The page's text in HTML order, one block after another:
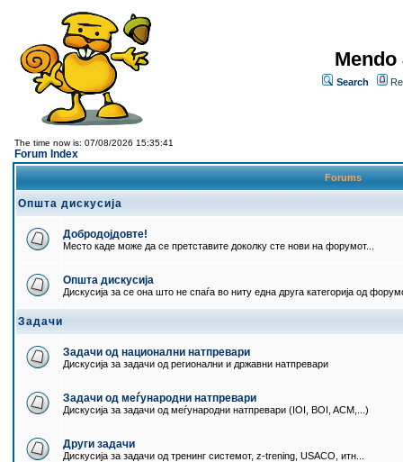
Search
The time now is: 07/08/2026 15:35:41
Forum Index
Forums
Општа дискусија
Добродојдовте!
Место каде може да се претставите доколку сте нови на форумот...
Општа дискусија
Дискусија за се она што не спаѓа во ниту една друга категорија од
Задачи
Задачи од национални натпревари
Дискусија за задачи од регионални и државни натпревари
Задачи од меѓународни натпревари
Дискусија за задачи од меѓународни натпревари (IOI, BOI, ACM,...)
Други задачи
Дискусија за задачи од тренинг системот, z-trening, USACO, итн...